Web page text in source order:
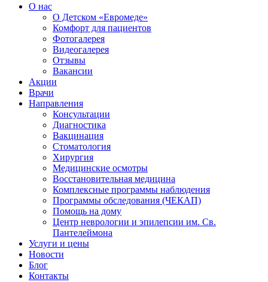
О нас
О Детском «Евромеде»
Комфорт для пациентов
Фотогалерея
Видеогалерея
Отзывы
Вакансии
Акции
Врачи
Направления
Консультации
Диагностика
Вакцинация
Стоматология
Хирургия
Медицинские осмотры
Восстановительная медицина
Комплексные программы наблюдения
Программы обследования (ЧЕКАП)
Помощь на дому
Центр неврологии и эпилепсии им. Св.
Пантелеймона
Услуги и цены
Новости
Блог
Контакты